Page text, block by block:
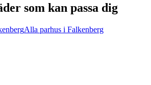
som kan passa dig
Alla parhus i Falkenberg